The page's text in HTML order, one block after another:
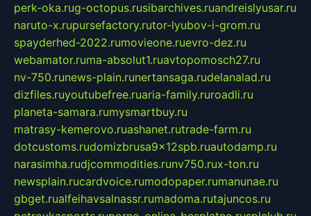
perk-oka.rug-octopus.rusibarchives.ruandreislyusar.ru
naruto-x.rupursefactory.rutor-lyubov-i-grom.ru
spayderhed-2022.rumovieone.ruevro-dez.ru
webamator.ruma-absolut1.ruavtopomosch27.ru
nv-750.runews-plain.runertansaga.rudelanalad.ru
dizfiles.ruyoutubefree.ruaria-family.ruroadli.ru
planeta-samara.rumysmartbuy.ru
matrasy-kemerovo.ruashanet.rutrade-farm.ru
dotcustoms.rudomizbrusa9x12spb.ruautodamp.ru
narasimha.rudjcommodities.runv750.rux-ton.ru
newsplain.rucardvoice.rumodopaper.rumanunae.ru
gbget.rualfeihavsalnassr.rumadoma.rutajuncos.ru